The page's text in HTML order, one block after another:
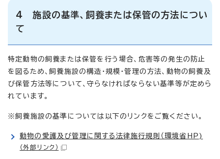
4 施設の基準、飼養または保管の方法につい
て
特定動物の飼養または保管を行う場合、危害等の発生の防止
を図るため、飼養施設の構造・規模・管理の方法、動物の飼養及
び保管方法等について、守らなければならない基準等が定めら
れています。
※飼養施設の基準については以下のリンクをご覧ください。
動物の愛護及び管理に関する法律施行規則（環境省HP)
（外部リンク）